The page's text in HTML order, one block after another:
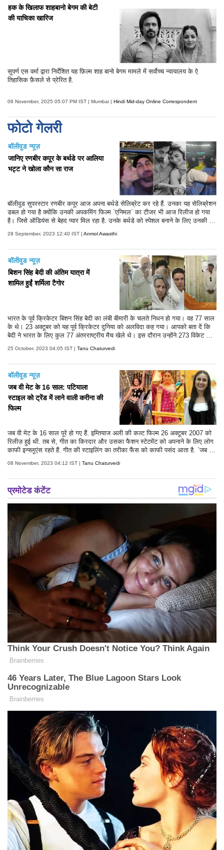
हक के खिलाफ शाहबानो बेगम की बेटी
की याचिका खारिज
सुपर्ण एस वर्मा द्वारा निर्देशित यह फ़िल्म शाह बानो बेगम मामले में सर्वोच्च न्यायालय के ऐ
तिहासिक फ़ैसले से प्रेरित है.
06 November, 2025 05:07 PM IST | Mumbai | Hindi Mid-day Online Correspondent
फोटो गेलरी
बॉलीवुड न्यूज़
जानिए रणबीर कपूर के बर्थडे पर आलिया
भट्ट ने खोला कौन सा राज
बॉलीवुड सुपरस्टार रणबीर कपूर आज अपना बर्थडे सेलिब्रेट कर रहे हैं. उनका यह सेलिब्रेशन
डबल हो गया है क्योंकि उनकी अपकमिंग फिल्म `एनिमल` का टीजर भी आज रिलीज हो गया
है। जिसे ऑडियंस से बेहद प्यार मिल रहा है. उनके बर्थडे को स्पेशल बनाने के लिए उनकी प
लिया ने अपने इंस्ट हैंडल पर अपनी हबी को विश करते हुए कुछ अनदेखी तस्वीरें शेयर की है. इ
र करते हुए आलिया ने कैप्शन में लिखा, `मेरे प्यार.. मेरे सबसे अच्छे दोस्त.. मेरी सबसे खुशी
की जगह.. जैसे ही आप मेरे ठीक बगल में बैठकर अपने सीक्रेट अकाउंट से यह कैप्शन पढ़ रहे
हैं.. मैं बस इतना ही कहना चाहूंगी.. जन्मदिन मुबारक हो बेबी...आप इसे मैजिकल बना देते हैं.
28 September, 2023 12:40 IST | Anmol Awasthi
बॉलीवुड न्यूज़
बिशन सिंह बेदी की अंतिम यात्रा में
शामिल हुईं शर्मिला टैगोर
भारत के पूर्व क्रिकेटर बिशन सिंह बेदी का लंबी बीमारी के चलते निधन हो गया। वह 77 साल
के थे। 23 अक्टूबर को यह पूर्व क्रिकेटर दुनिया को अलविदा कह गया। आपको बता दें कि
बेदी ने भारत के लिए कुल 77 अंतरराष्ट्रीय मैच खेले थे। इस दौरान उन्होंने 273 विकेट झट
यात्रा की कुछ तस्वीरें सामने आई हैं। इसमें उनके बेटे अंगद बेदी, बहू नेहा धूपिया उन्हें श्रद्धांज
25 October, 2023 04:05 IST | Tanu Chaturvedi
बॉलीवुड न्यूज़
जब वी मेट के 16 साल: पटियाला
स्टाइल को ट्रेंड में लाने वाली करीना की
फिल्म
जब वी मेट के 16 साल पूरे हो गए हैं. इम्तियाज अली की कल्ट फिल्म 26 अक्टूबर 2007 को
रिलीज़ हुई थी. तब से, गीत का किरदार और उसका फैशन स्टेटमेंट को अपनाने के लिए लोग
काफी इन्फ्लूएंस रहते हैं. गीत की स्टाइलिंग का तरीका फैंस को काफी पसंद आता है. `जब वी
लुक्स को देखेंगे जो न केवल फिल्म में परिभाषित करने के लिए शानदार क्षण थे बल्कि वास्तविक
08 November, 2023 04:12 IST | Tanu Chaturvedi